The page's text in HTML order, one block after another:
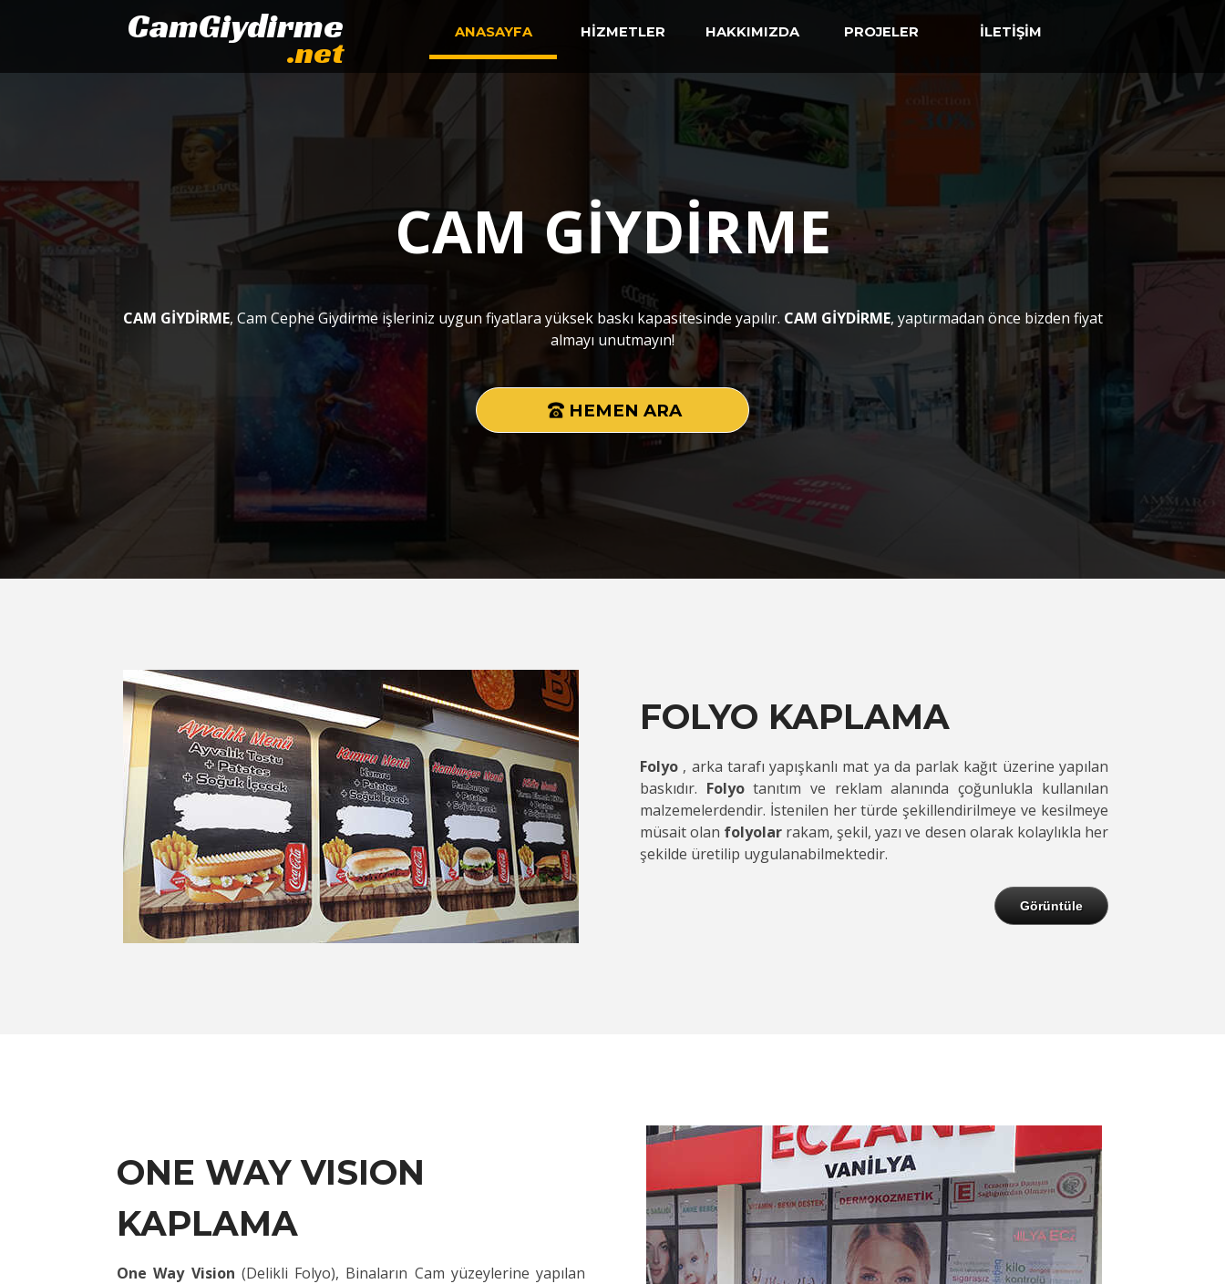
ANASAYFA HİZMETLER HAKKIMIZDA PROJELER İLETİŞİM
CamGiydirme
.net
CAM GİYDİRME
CAM GİYDİRME, Cam Cephe Giydirme işleriniz uygun fiyatlara yüksek baskı kapasitesinde yapılır. CAM GİYDİRME, yaptırmadan önce bizden fiyat
almayı unutmayın!
HEMEN ARA
FOLYO KAPLAMA
Folyo , arka tarafı yapışkanlı mat ya da parlak kağıt üzerine yapılan
baskıdır. Folyo tanıtım ve reklam alanında çoğunlukla kullanılan
malzemelerdendir. İstenilen her türde şekillendirilmeye ve kesilmeye
müsait olan folyolar rakam, şekil, yazı ve desen olarak kolaylıkla her
şekilde üretilip uygulanabilmektedir.
Görüntüle
ONE WAY VISION
KAPLAMA
One Way Vision (Delikli Folyo), Binaların Cam yüzeylerine yapılan